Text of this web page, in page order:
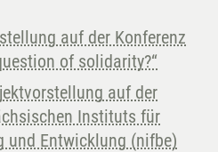
auf der Konferenz
of solidarity?“
auf der
Instituts für
und Entwicklung (nifbe)